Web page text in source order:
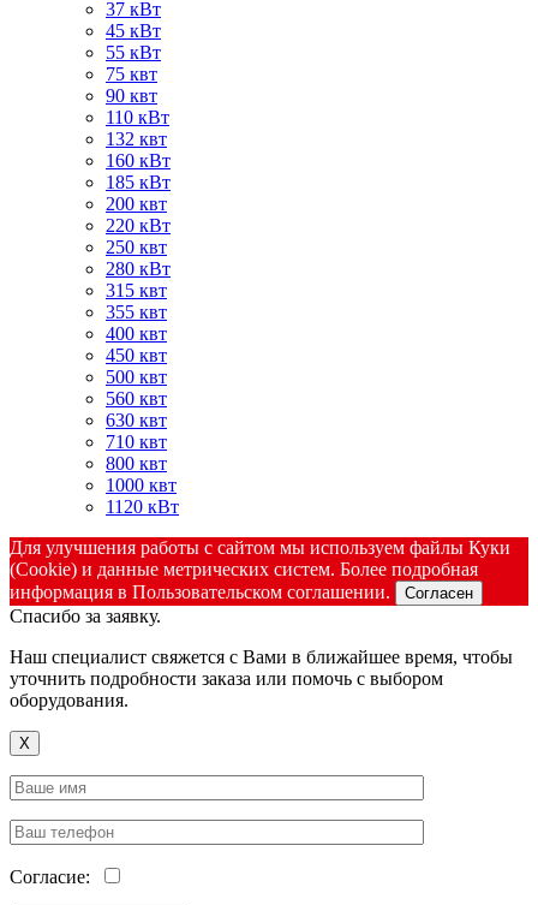
37 кВт
45 кВт
55 кВт
75 квт
90 квт
110 кВт
132 квт
160 кВт
185 кВт
200 квт
220 кВт
250 квт
280 кВт
315 квт
355 квт
400 квт
450 квт
500 квт
560 квт
630 квт
710 квт
800 квт
1000 квт
1120 кВт
Для улучшения работы с сайтом мы используем файлы Куки
(Cookie) и данные метрических систем. Более подробная
информация в Пользовательском соглашении.
Согласен
Спасибо за заявку.
Наш специалист свяжется с Вами в ближайшее время, чтобы
уточнить подробности заказа или помочь с выбором
оборудования.
X
Согласие: